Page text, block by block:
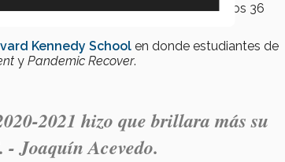
fue haber participado como uno de los 36
Kennedy School en donde estudiantes de
y Pandemic Recover.
2021 hizo que brillara más su
Joaquín Acevedo.